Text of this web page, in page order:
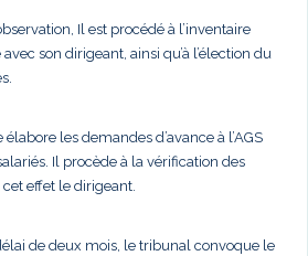
Il est procédé à l’inventaire
son dirigeant, ainsi qu’à l’élection du
les demandes d’avance à l’AGS
Il procède à la vérification des
effet le dirigeant.
de deux mois, le tribunal convoque le